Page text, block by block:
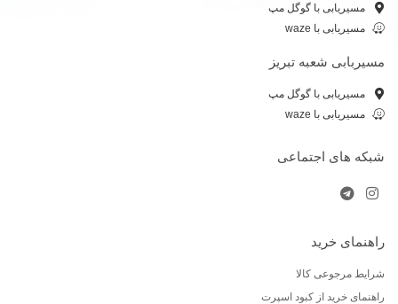
مسیریابی با گوگل مپ
مسیریابی با waze
مسیربابی شعبه تبریز
مسیریابی با گوگل مپ
مسیریابی با waze
شبکه های اجتماعی
راهنمای خرید
شرایط مرجوعی کالا
راهنمای خرید از کبود اسپرت